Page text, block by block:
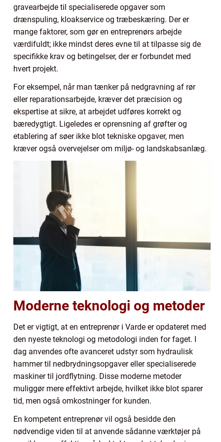
gravearbejde til specialiserede opgaver som
drænspuling, kloakservice og træbeskæring. Der er
mange faktorer, som gør en entreprenørs arbejde
værdifuldt; ikke mindst deres evne til at tilpasse sig de
specifikke krav og betingelser, der er forbundet med
hvert projekt.
For eksempel, når man tænker på nedgravning af rør
eller reparationsarbejde, kræver det præcision og
ekspertise at sikre, at arbejdet udføres korrekt og
bæredygtigt. Ligeledes er oprensning af grøfter og
etablering af søer ikke blot tekniske opgaver, men
kræver også overvejelser om miljø- og landskabsanlæg.
Moderne teknologi og metoder
Det er vigtigt, at en entreprenør i Varde er opdateret med
den nyeste teknologi og metodologi inden for faget. I
dag anvendes ofte avanceret udstyr som hydraulisk
hammer til nedbrydningsopgaver eller specialiserede
maskiner til jordflytning. Disse moderne metoder
muliggør mere effektivt arbejde, hvilket ikke blot sparer
tid, men også omkostninger for kunden.
En kompetent entreprenør vil også besidde den
nødvendige viden til at anvende sådanne værktøjer på